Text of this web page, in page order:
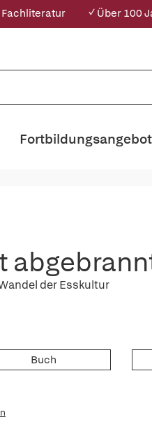
✓ Über 100
Fortbildungsangebot
der Esskultur
Buch